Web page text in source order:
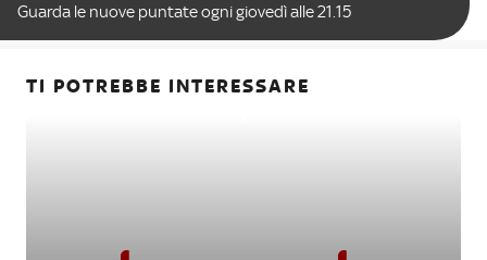
Guarda le nuove puntate ogni giovedì alle 21.15
TI POTREBBE INTERESSARE